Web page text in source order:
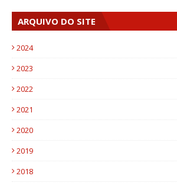
ARQUIVO DO SITE
2024
2023
2022
2021
2020
2019
2018